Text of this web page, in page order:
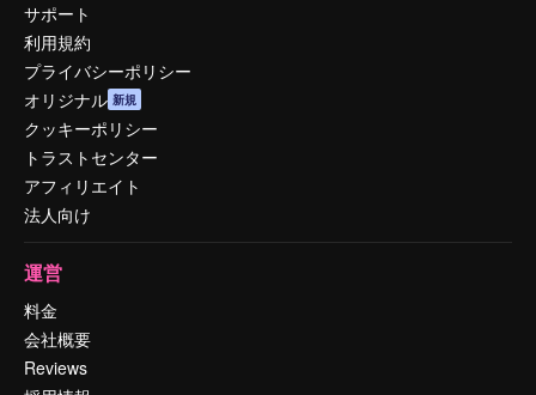
サポート
利用規約
プライバシーポリシー
オリジナル 新規
クッキーポリシー
トラストセンター
アフィリエイト
法人向け
運営
料金
会社概要
Reviews